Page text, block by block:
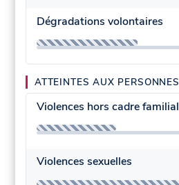
Dégradations volontaires
ATTEINTES AUX PERSONNES
Violences hors cadre familial
Violences sexuelles